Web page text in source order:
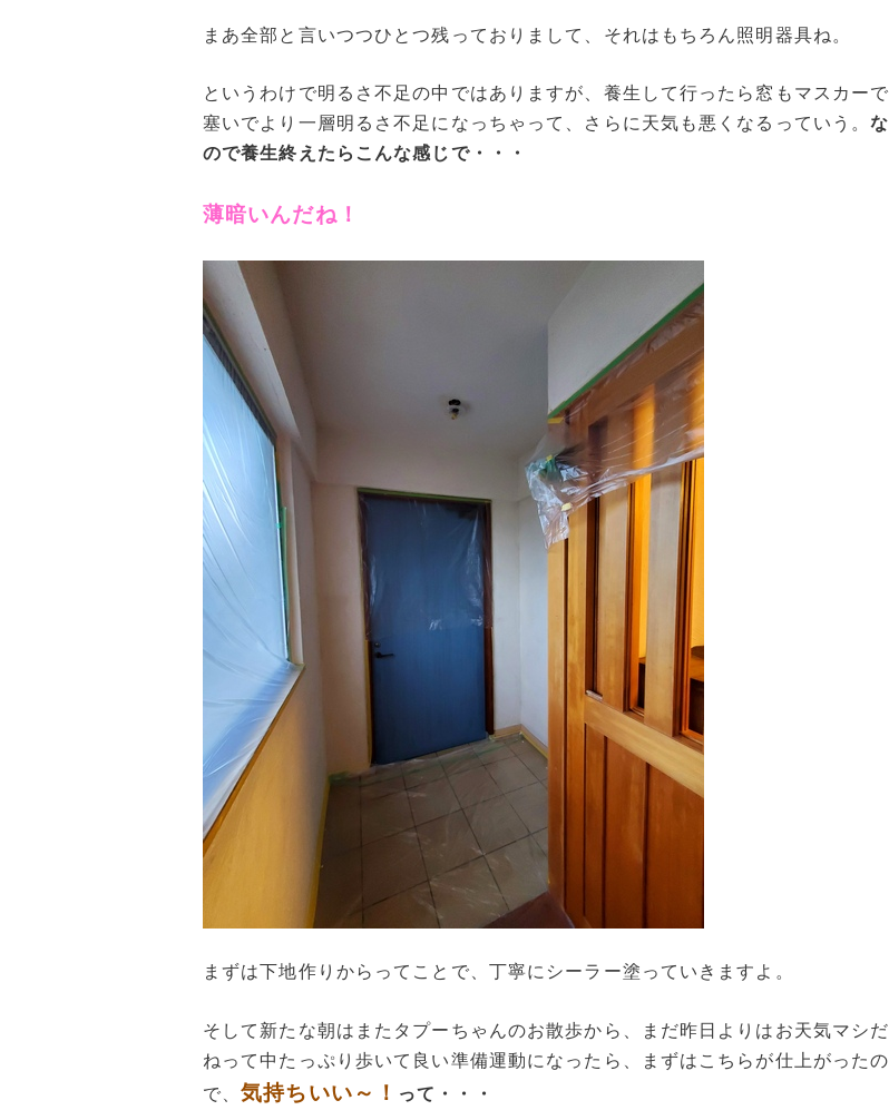
まあ全部と言いつつひとつ残っておりまして、それはもちろん照明器具ね。
というわけで明るさ不足の中ではありますが、養生して行ったら窓もマスカーで
塞いでより一層明るさ不足になっちゃって、さらに天気も悪くなるっていう。な
ので養生終えたらこんな感じで・・・
薄暗いんだね！
まずは下地作りからってことで、丁寧にシーラー塗っていきますよ。
そして新たな朝はまたタプーちゃんのお散歩から、まだ昨日よりはお天気マシだ
ねって中たっぷり歩いて良い準備運動になったら、まずはこちらが仕上がったの
で、気持ちいい～！ って・・・